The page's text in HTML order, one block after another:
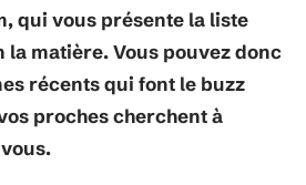
qui vous présente la liste
la matière. Vous pouvez donc
récents qui font le buzz
proches cherchent à